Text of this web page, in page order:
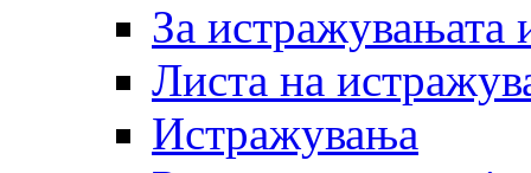
За истражувањата
Листа на
Истражувања